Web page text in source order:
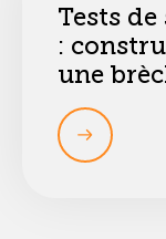
Tests
:
une